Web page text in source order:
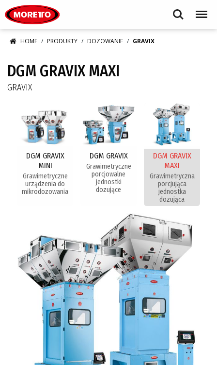
Search Menu
HOME PRODUKTY DOZOWANIE GRAVIX
DGM GRAVIX MAXI
GRAVIX
DGM GRAVIX
MINI
Grawimetryczne
urządzenia do
mikrodozowania
DGM GRAVIX
Grawimetryczne
porcjowalne
jednostki
dozujące
DGM GRAVIX
MAXI
Grawimetryczna
porcjująca
jednostka
dozująca